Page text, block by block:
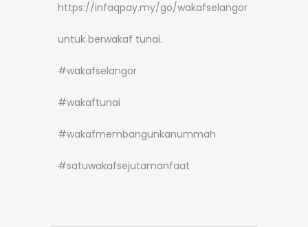
https://infaqpay.my/go/wakafselangor
untuk berwakaf tunai.
#wakafselangor
#wakaftunai
#wakafmembangunkanummah
#satuwakafsejutamanfaat